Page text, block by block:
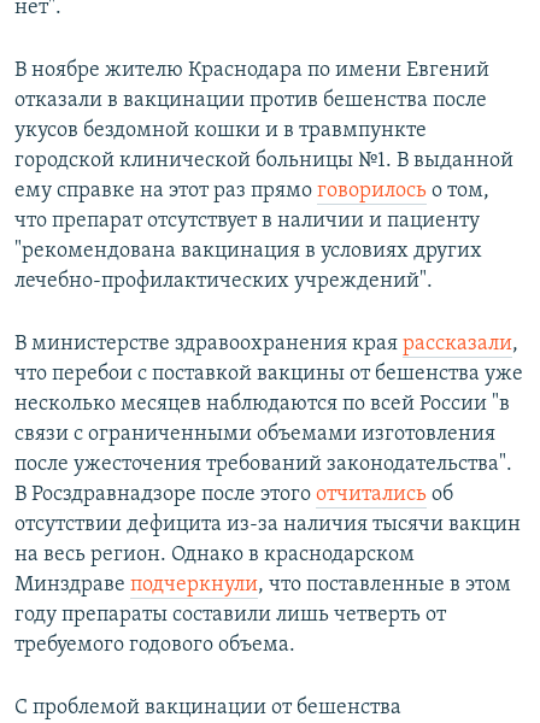
нет".
В ноябре жителю Краснодара по имени Евгений
отказали в вакцинации против бешенства после
укусов бездомной кошки и в травмпункте
городской клинической больницы №1. В выданной
ему справке на этот раз прямо говорилось о том,
что препарат отсутствует в наличии и пациенту
"рекомендована вакцинация в условиях других
лечебно-профилактических учреждений".
В министерстве здравоохранения края рассказали,
что перебои с поставкой вакцины от бешенства уже
несколько месяцев наблюдаются по всей России "в
связи с ограниченными объемами изготовления
после ужесточения требований законодательства".
В Росздравнадзоре после этого отчитались об
отсутствии дефицита из-за наличия тысячи вакцин
на весь регион. Однако в краснодарском
Минздраве подчеркнули, что поставленные в этом
году препараты составили лишь четверть от
требуемого годового объема.
С проблемой вакцинации от бешенства